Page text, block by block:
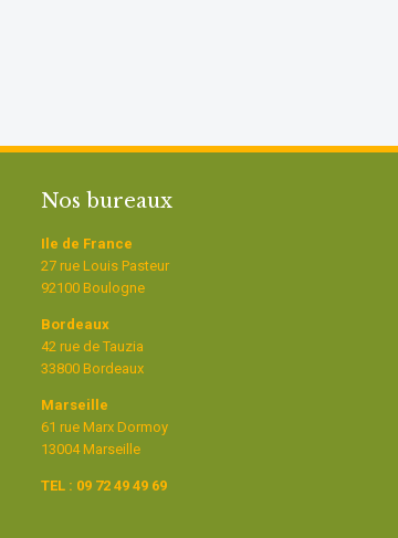
Nos bureaux
Ile de France
27 rue Louis Pasteur
92100 Boulogne
Bordeaux
42 rue de Tauzia
33800 Bordeaux
Marseille
61 rue Marx Dormoy
13004 Marseille
TEL : 09 72 49 49 69